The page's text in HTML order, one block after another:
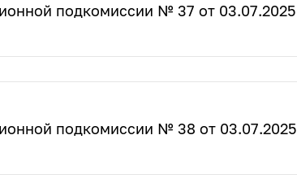
подкомиссии № 37 от 03.07.2025
подкомиссии № 38 от 03.07.2025